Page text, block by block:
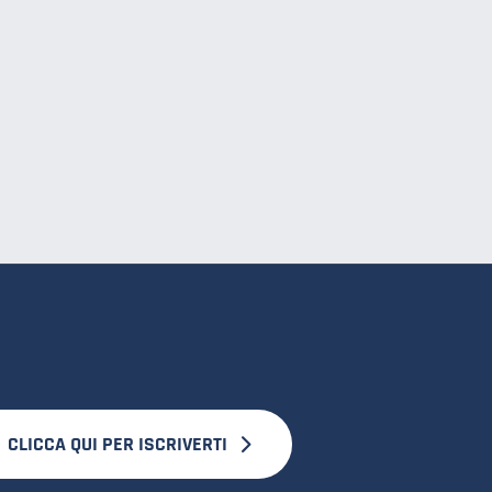
CLICCA QUI PER ISCRIVERTI